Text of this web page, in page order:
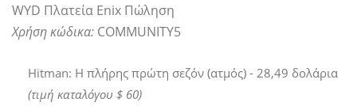
WYD Πλατεία Enix Πώληση
Χρήση κώδικα: COMMUNITY5
Hitman: Η πλήρης πρώτη σεζόν (ατμός) - 28,49 δολάρια
(τιμή καταλόγου $ 60)